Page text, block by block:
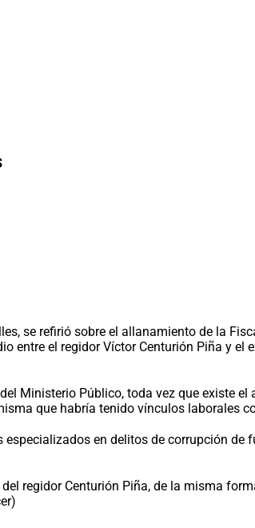
se refirió sobre el allanamiento de la
el regidor Víctor Centurión Piña y el
Ministerio Público, toda vez que existe
que habría tenido vínculos laborales
en delitos de corrupción de
regidor Centurión Piña, de la misma